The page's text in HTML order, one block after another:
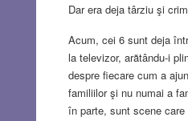
Dar era deja târziu şi
Acum, cei 6 sunt deja
la televizor, arătându-i
despre fiecare cum a
familiilor şi nu numai a
în parte, sunt scene